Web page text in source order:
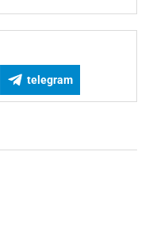
telegram